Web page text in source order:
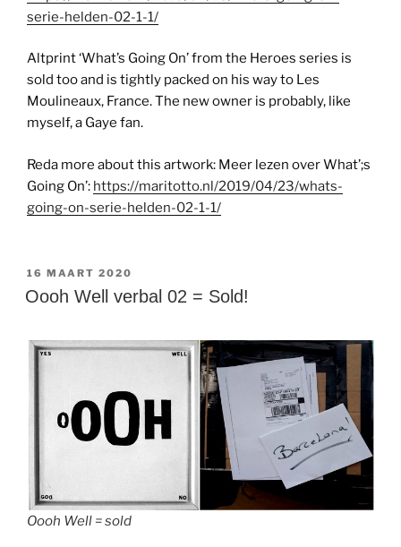
serie-helden-02-1-1/
Altprint ‘What’s Going On’ from the Heroes series is
sold too and is tightly packed on his way to Les
Moulineaux, France. The new owner is probably, like
myself, a Gaye fan.
Reda more about this artwork: Meer lezen over What’;s
Going On’: https://maritotto.nl/2019/04/23/whats-
going-on-serie-helden-02-1-1/
GEPLAATST
OP
16 MAART 2020
Oooh Well verbal 02 = Sold!
Oooh Well = sold